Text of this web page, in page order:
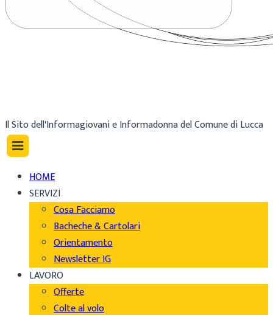
Il Sito dell'Informagiovani e Informadonna del Comune di Lucca
HOME
SERVIZI
Cosa Facciamo
Bacheche & Cartolari
Orientamento
Newsletter IG
LAVORO
Offerte
Colte al volo